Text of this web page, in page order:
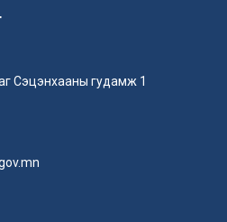
Сэцэнхааны гудамж 1